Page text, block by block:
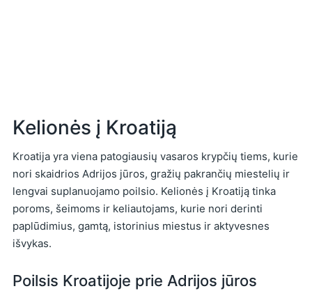
Kelionės į Kroatiją
Kroatija yra viena patogiausių vasaros krypčių tiems, kurie
nori skaidrios Adrijos jūros, gražių pakrančių miestelių ir
lengvai suplanuojamo poilsio. Kelionės į Kroatiją tinka
poroms, šeimoms ir keliautojams, kurie nori derinti
paplūdimius, gamtą, istorinius miestus ir aktyvesnes
išvykas.
Poilsis Kroatijoje prie Adrijos jūros